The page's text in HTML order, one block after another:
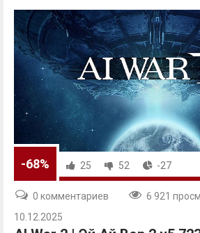
-68% 25 52 -27
0 комментариев
6 921
10.12.2025